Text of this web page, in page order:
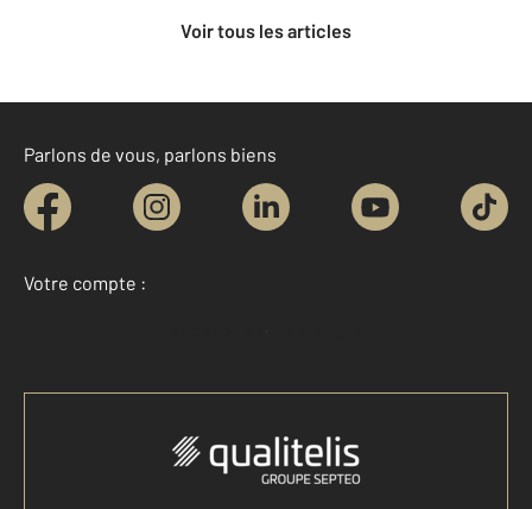
Voir tous les articles
Parlons de vous, parlons biens
Votre compte :
Accéder à mon compte